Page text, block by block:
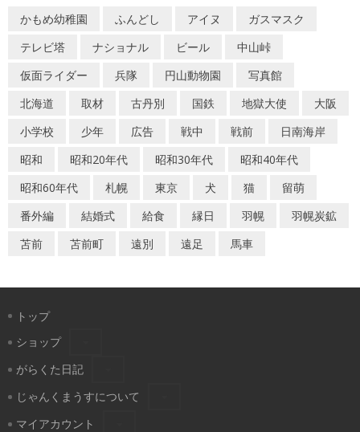
ー
シ
ョ
ン
かもめ幼稚園 ふんどし アイヌ
ガスマスク
テレビ塔
ナショナル ビール
中山峠
仮面ライダー
兵隊 円山動物園
写真館
北海道
取材 古丹別 国鉄 地獄大使
大阪
小学校
少年 広告 戦中 戦前
日南海岸
昭和
昭和20年代 昭和30年代
昭和40年代
昭和60年代
札幌 東京 犬 猫
留萌
番外編
結婚式 給食 縁日 羽幌
羽幌炭鉱
苫前
苫前町 遠別 遠足 馬車
トップ
ショップ
がらくた日記
じゃんくまうすについて
マイアカウント